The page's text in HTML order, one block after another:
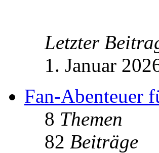
Letzter
1. Januar
Fan-Abenteuer
8 Themen
82 Beiträge